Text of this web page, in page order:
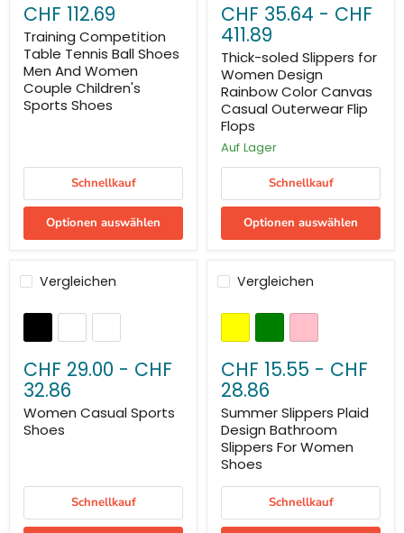
CHF 112.69
Training Competition
Table Tennis Ball Shoes
Men And Women
Couple Children's
Sports Shoes
Schnellkauf
Optionen auswählen
CHF 35.64 - CHF
411.89
Thick-soled Slippers for
Women Design
Rainbow Color Canvas
Casual Outerwear Flip
Flops
Auf Lager
Schnellkauf
Optionen auswählen
Vergleichen
CHF 29.00 - CHF
32.86
Women Casual Sports
Shoes
Schnellkauf
Vergleichen
CHF 15.55 - CHF
28.86
Summer Slippers Plaid
Design Bathroom
Slippers For Women
Shoes
Schnellkauf